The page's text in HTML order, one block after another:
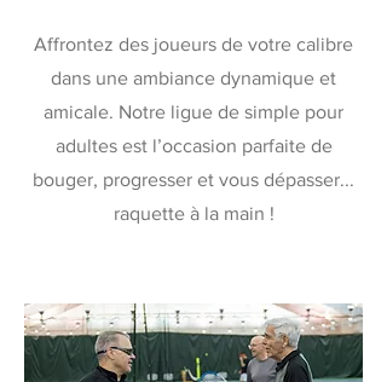
Affrontez des joueurs de votre calibre
dans une ambiance dynamique et
amicale. Notre ligue de simple pour
adultes est l’occasion parfaite de
bouger, progresser et vous dépasser...
raquette à la main !